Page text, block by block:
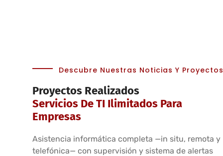
Descubre Nuestras Noticias Y Proyectos
Proyectos Realizados
Servicios De TI Ilimitados Para
Empresas
Asistencia informática completa —in situ, remota y
telefónica— con supervisión y sistema de alertas